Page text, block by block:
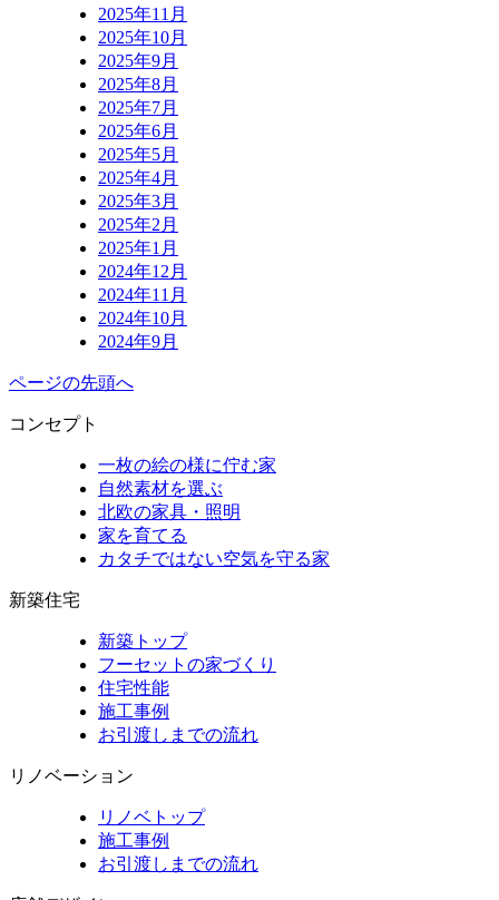
2025年11月
2025年10月
2025年9月
2025年8月
2025年7月
2025年6月
2025年5月
2025年4月
2025年3月
2025年2月
2025年1月
2024年12月
2024年11月
2024年10月
2024年9月
ページの先頭へ
コンセプト
一枚の絵の様に佇む家
自然素材を選ぶ
北欧の家具・照明
家を育てる
カタチではない空気を守る家
新築住宅
新築トップ
フーセットの家づくり
住宅性能
施工事例
お引渡しまでの流れ
リノベーション
リノベトップ
施工事例
お引渡しまでの流れ